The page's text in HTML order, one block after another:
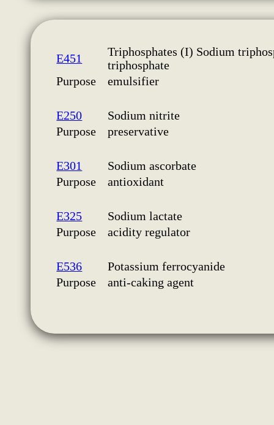
E451
Triphosphates (I) Sodium
triphosphate
Purpose
emulsifier
E250
Sodium nitrite
Purpose
preservative
E301
Sodium ascorbate
Purpose
antioxidant
E325
Sodium lactate
Purpose
acidity regulator
E536
Potassium ferrocyanide
Purpose
anti-caking agent